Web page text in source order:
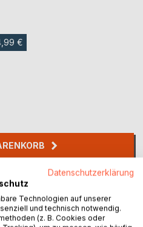
€
Datenschutzerklärung
Technologien auf unserer
und technisch notwendig.
(z. B. Cookies oder